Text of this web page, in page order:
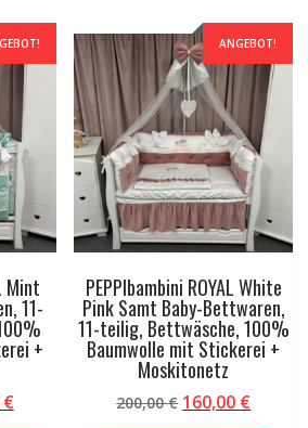
Mint
11-
+
€Aktueller
ANGEBOT!
PEPPIbambini ROYAL White
Pink Samt Baby-Bettwaren,
11-teilig, Bettwäsche, 100%
Baumwolle mit Stickerei +
Moskitonetz
200,00€ Ursprünglicher
160,00 €